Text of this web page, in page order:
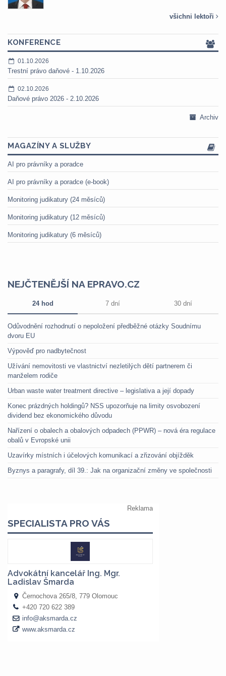
všichni lektoři
KONFERENCE
01.10.2026
Trestní právo daňové - 1.10.2026
02.10.2026
Daňové právo 2026 - 2.10.2026
Archiv
MAGAZÍNY A SLUŽBY
AI pro právníky a poradce
AI pro právníky a poradce (e-book)
Monitoring judikatury (24 měsíců)
Monitoring judikatury (12 měsíců)
Monitoring judikatury (6 měsíců)
NEJČTENĚJŠÍ NA EPRAVO.CZ
24 hod 7 dní 30 dní
Odůvodnění rozhodnutí o nepoložení předběžné otázky Soudnímu
dvoru EU
Výpověď pro nadbytečnost
Užívání nemovitosti ve vlastnictví nezletilých dětí partnerem či
manželem rodiče
Urban waste water treatment directive – legislativa a její dopady
Konec prázdných holdingů? NSS upozorňuje na limity osvobození
dividend bez ekonomického důvodu
Nařízení o obalech a obalových odpadech (PPWR) – nová éra regulace
obalů v Evropské unii
Uzavírky místních i účelových komunikací a zřizování objížděk
Byznys a paragrafy, díl 39.: Jak na organizační změny ve společnosti